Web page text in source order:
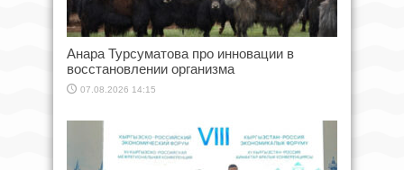
Анара Турсуматова про инновации в
восстановлении организма
07.08.2026 14:15